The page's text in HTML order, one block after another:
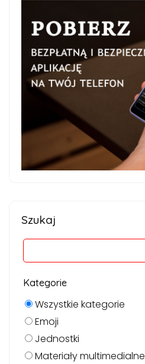
Szukaj
Kategorie
Wszystkie kategorie
Emoji
Jednostki
Materiały multimedialne